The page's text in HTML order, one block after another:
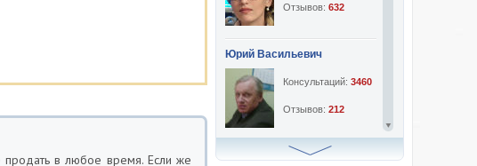
продать в любое время. Если же
Отзывов: 632
Юрий Васильевич
Консультаций: 3460
Отзывов: 212
Алексей Сергеевич